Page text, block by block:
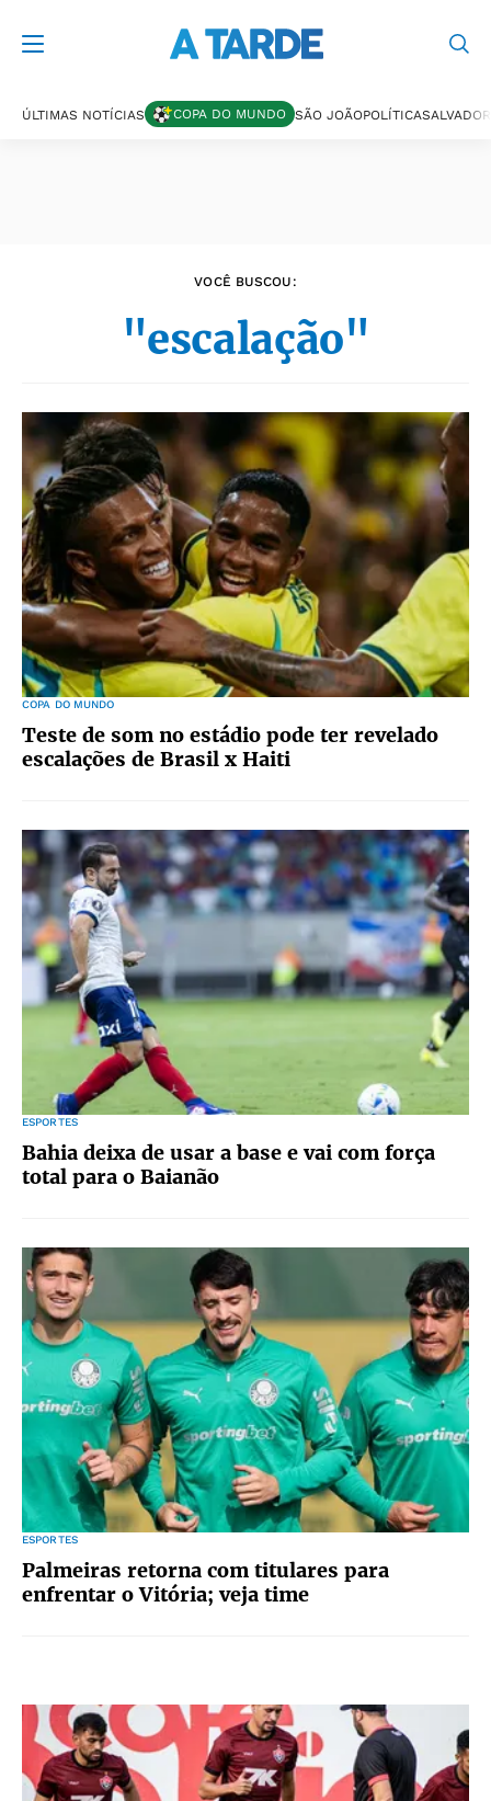
ÚLTIMAS NOTÍCIAS COPA DO MUNDO SÃO JOÃOPOLÍTICASALVADOR
VOCÊ BUSCOU:
"escalação"
COPA DO MUNDO
Teste de som no estádio pode ter revelado
escalações de Brasil x Haiti
ESPORTES
Bahia deixa de usar a base e vai com força
total para o Baianão
ESPORTES
Palmeiras retorna com titulares para
enfrentar o Vitória; veja time